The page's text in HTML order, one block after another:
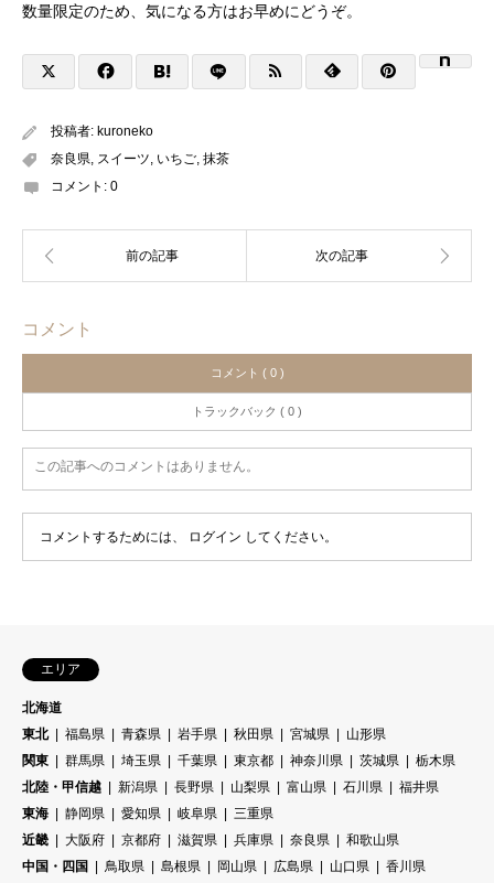
数量限定のため、気になる方はお早めにどうぞ。
投稿者: kuroneko
奈良県, スイーツ, いちご, 抹茶
コメント: 0
コメント
コメント ( 0 )
トラックバック ( 0 )
この記事へのコメントはありません。
コメントするためには、 ログイン してください。
エリア
北海道
東北
福島県 青森県 岩手県 秋田県 宮城県
山形県
関東
群馬県 埼玉県 千葉県 東京都 神奈川県 茨城県
栃木県
北陸・甲信越
新潟県 長野県 山梨県 富山県 石川県
福井県
東海
静岡県 愛知県 岐阜県
三重県
近畿
大阪府 京都府 滋賀県 兵庫県 奈良県
和歌山県
中国・四国
鳥取県 島根県 岡山県 広島県 山口県
香川県